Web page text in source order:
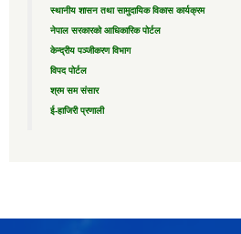
स्थानीय शासन तथा सामुदायिक विकास कार्यक्रम
नेपाल सरकारको आधिकारिक पोर्टल
केन्द्रीय पञ्जीकरण विभाग
विपद पोर्टल
श्रम सम संसार
ई-हाजिरी प्रणाली